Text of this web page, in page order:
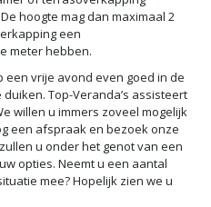
hoogte mag dan maximaal 2
een
meter hebben.
een vrije avond even goed in de
Top-Veranda’s assisteert
willen u immers zoveel mogelijk
een afspraak en bezoek onze
u onder het genot van een
opties. Neemt u een aantal
mee? Hopelijk zien we u